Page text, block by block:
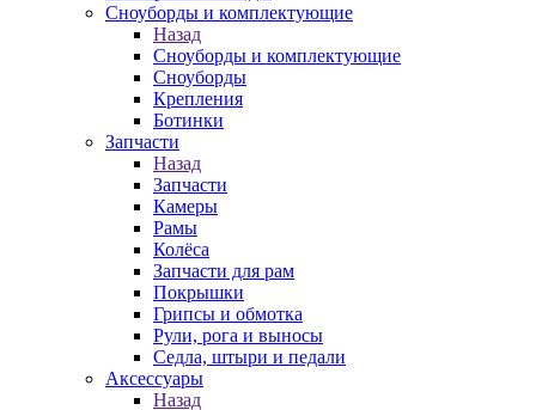
Cноуборды и комплектующие
Назад
Cноуборды и комплектующие
Сноуборды
Крепления
Ботинки
Запчасти
Назад
Запчасти
Камеры
Рамы
Колёса
Запчасти для рам
Покрышки
Грипсы и обмотка
Рули, рога и выносы
Седла, штыри и педали
Аксессуары
Назад